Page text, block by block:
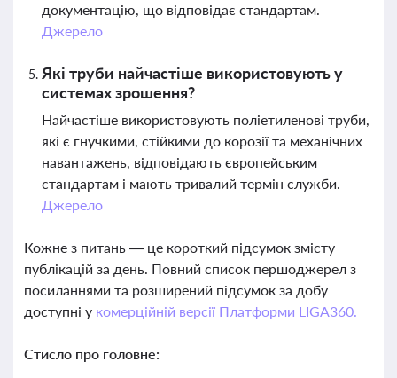
документацію, що відповідає стандартам.
Джерело
Які труби найчастіше використовують у
системах зрошення?
Найчастіше використовують поліетиленові труби,
які є гнучкими, стійкими до корозії та механічних
навантажень, відповідають європейським
стандартам і мають тривалий термін служби.
Джерело
Кожне з питань — це короткий підсумок змісту
публікацій за день. Повний список першоджерел з
посиланнями та розширений підсумок за добу
доступні у комерційній версії Платформи LIGA360.
Стисло про головне: